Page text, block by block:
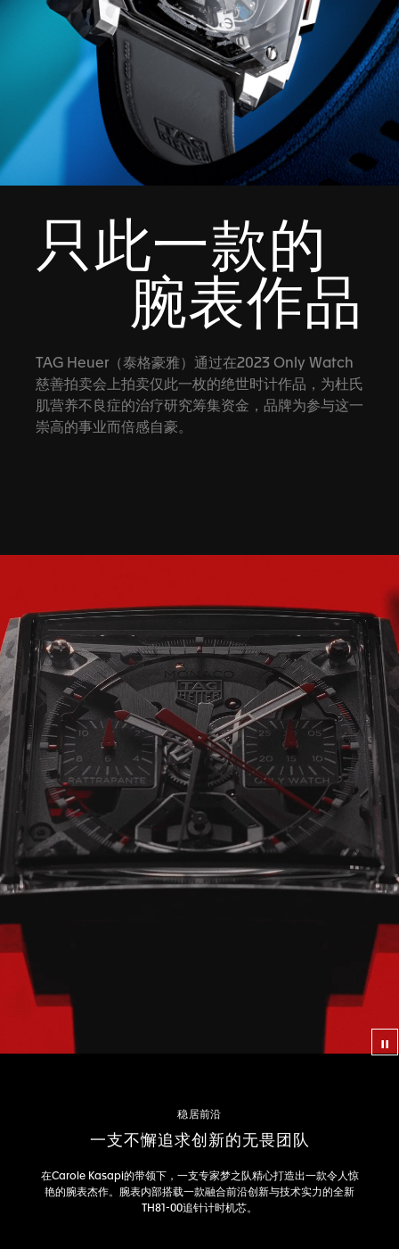
只此一款的
腕表作品
TAG Heuer（泰格豪雅）通过在2023 Only Watch
慈善拍卖会上拍卖仅此一枚的绝世时计作品，为杜氏
肌营养不良症的治疗研究筹集资金，品牌为参与这一
崇高的事业而倍感自豪。
稳居前沿
一支不懈追求创新的无畏团队
在Carole Kasapi的带领下，一支专家梦之队精心打造出一款令人惊
艳的腕表杰作。腕表内部搭载一款融合前沿创新与技术实力的全新
TH81-00追针计时机芯。